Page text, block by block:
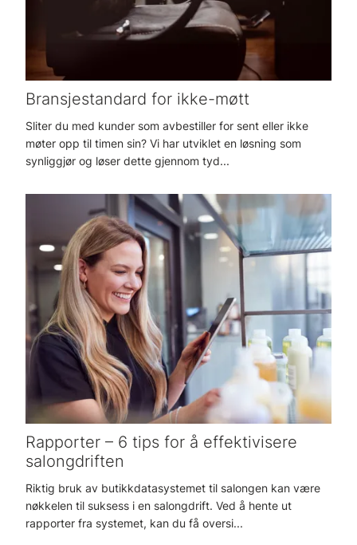
Bransjestandard for ikke-møtt
Sliter du med kunder som avbestiller for sent eller ikke
møter opp til timen sin? Vi har utviklet en løsning som
synliggjør og løser dette gjennom tyd...
Rapporter – 6 tips for å effektivisere
salongdriften
Riktig bruk av butikkdatasystemet til salongen kan være
nøkkelen til suksess i en salongdrift. Ved å hente ut
rapporter fra systemet, kan du få oversi...